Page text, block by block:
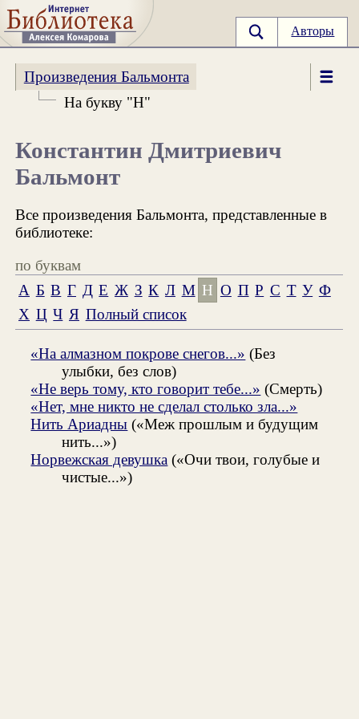
Авторы
Произведения Бальмонта
На букву "Н"
Константин Дмитриевич
Бальмонт
Все произведения Бальмонта, представленные в
библиотеке:
по буквам
А Б В Г Д Е Ж З К Л М Н О П Р С Т У Ф
Х Ц Ч Я Полный список
«На алмазном покрове снегов...» (Без
улыбки, без слов)
«Не верь тому, кто говорит тебе...» (Смерть)
«Нет, мне никто не сделал столько зла...»
Нить Ариадны («Меж прошлым и будущим
нить...»)
Норвежская девушка («Очи твои, голубые и
чистые...»)